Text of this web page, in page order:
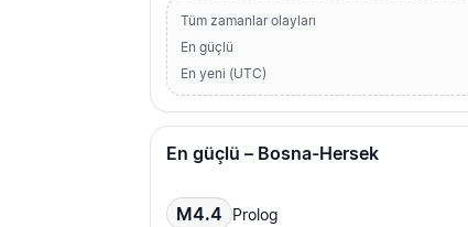
Tüm zamanlar olayları
En güçlü
En yeni (UTC)
En güçlü – Bosna-Hersek
M4.4 Prolog